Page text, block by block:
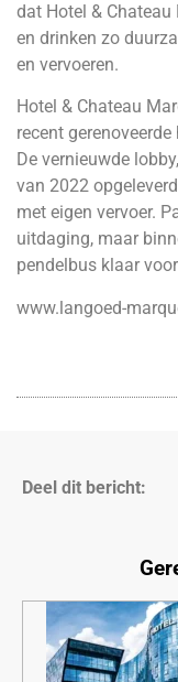
dat Hotel &
en drinken zo
en vervoeren.
Hotel & Chateau
recent
De vernieuwde
van 2022
met eigen vervoer.
uitdaging, maar
pendelbus klaar
www.langoed-
Deel dit bericht: